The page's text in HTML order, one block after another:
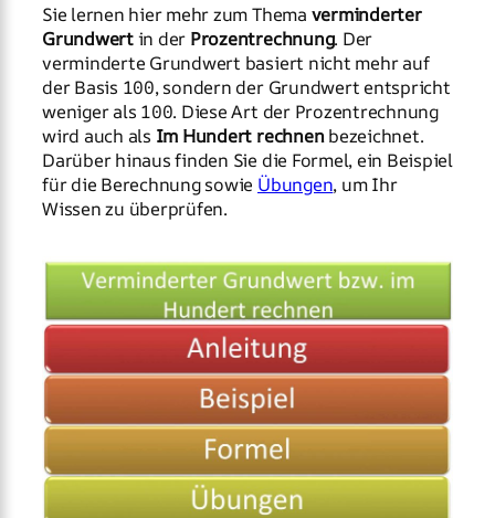
Sie lernen hier mehr zum Thema verminderter
Grundwertin der Prozentrechnung. Der
verminderte Grundwert basiert nicht mehr auf
der Basis 100, sondern der Grundwert entspricht
weniger als 100. Diese Art der Prozentrechnung
wird auch als Im Hundert rechnenbezeichnet.
Darüber hinaus finden Sie die Formel, ein Beispiel
für die Berechnung sowie Übungen, um Ihr
Wissen zu überprüfen.